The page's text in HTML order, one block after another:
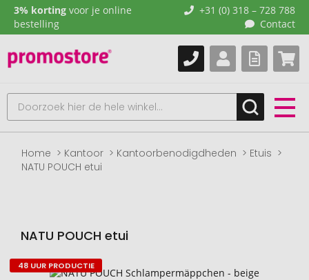
3% korting voor je online
bestelling
+31 (0) 318 – 728 788
Contact
Home Kantoor Kantoorbenodigdheden
Etuis
NATU POUCH etui
NATU POUCH etui
Naar
48 UUR PRODUCTIE